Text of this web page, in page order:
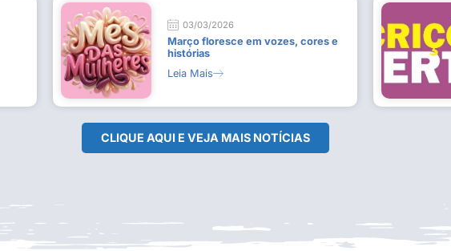
03/03/2026
Março floresce em vozes, cores e
histórias
Leia Mais
CLIQUE AQUI E VEJA MAIS NOTÍCIAS